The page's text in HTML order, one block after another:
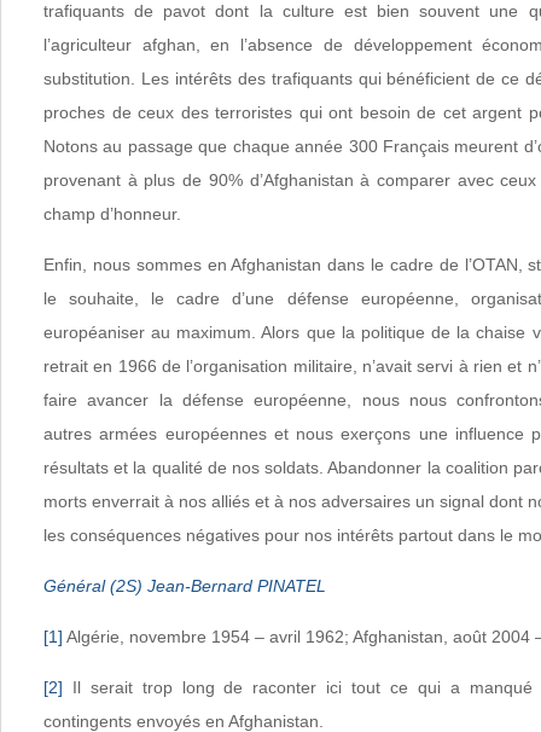
trafiquants de pavot dont la culture est bien souvent une
l’agriculteur afghan, en l’absence de développement
substitution. Les intérêts des trafiquants qui bénéficient de ce
proches de ceux des terroristes qui ont besoin de cet argent
Notons au passage que chaque année 300 Français meurent
provenant à plus de 90% d’Afghanistan à comparer avec
champ d’honneur.
Enfin, nous sommes en Afghanistan dans le cadre de l’OTAN,
le souhaite, le cadre d’une défense européenne,
européaniser au maximum. Alors que la politique de la chaise
retrait en 1966 de l’organisation militaire, n’avait servi à rien et
faire avancer la défense européenne, nous nous
autres armées européennes et nous exerçons une influence
résultats et la qualité de nos soldats. Abandonner la coalition
morts enverrait à nos alliés et à nos adversaires un signal dont
les conséquences négatives pour nos intérêts partout dans le
Général (2S) Jean-Bernard PINATEL
[1] Algérie, novembre 1954 – avril 1962; Afghanistan, août 2004
[2] Il serait trop long de raconter ici tout ce qui a manqué
contingents envoyés en Afghanistan.